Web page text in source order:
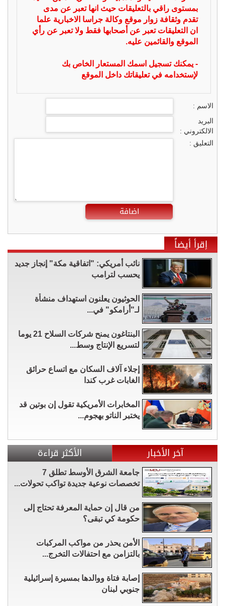
بمستوى راقي بالتعليقات حيث انها تعبر عن مدى
تقدم وثقافة زوار موقع وكالة جراسا الاخبارية علما
ان التعليقات تعبر عن أصحابها فقط ولا تعبر عن رأي
الموقع والقائمين عليه.
- يمكنك تسجيل اسمك المستعار الخاص بك
لإستخدامه في تعليقاتك داخل الموقع
الاسم :
البريد
الالكتروني :
التعليق :
اضافة
إقرأ أيضاً
نائب أمريكي: "اتفاقية مكة" إنجاز جديد
يحسب لترامب
الحوثيون يعلنون استهداف منشأة
لـ"أرامكو" في...
البنتاغون يمنح شركات السلاح 21 يوما
لتسريع الإنتاج وسط...
إجلاء آلاف السكان مع اتساع حرائق
الغابات غرب كندا
المخابرات الأمريكية تقول إن بوتين قد
يختبر الناتو بهجوم...
آخر الأخبار الأكثر قراءة
جامعة الشرق الأوسط تطلق 7
تخصصات نوعية جديدة تواكب تحولات...
من قال إن حماية المعرفة تحتاج إلى
حكومة كي تبقى؟
الأمن يحذر من مواكب المركبات
بالتزامن مع احتفالات التخرج...
إصابة فتاة ووالدها بمسيرة إسرائيلية
جنوبي لبنان